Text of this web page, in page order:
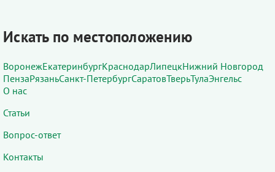
Искать по местоположению
ВоронежЕкатеринбургКраснодарЛипецкНижний Новгород
ПензаРязаньСанкт-ПетербургСаратовТверьТулаЭнгельс
О нас
Статьи
Вопрос-ответ
Контакты